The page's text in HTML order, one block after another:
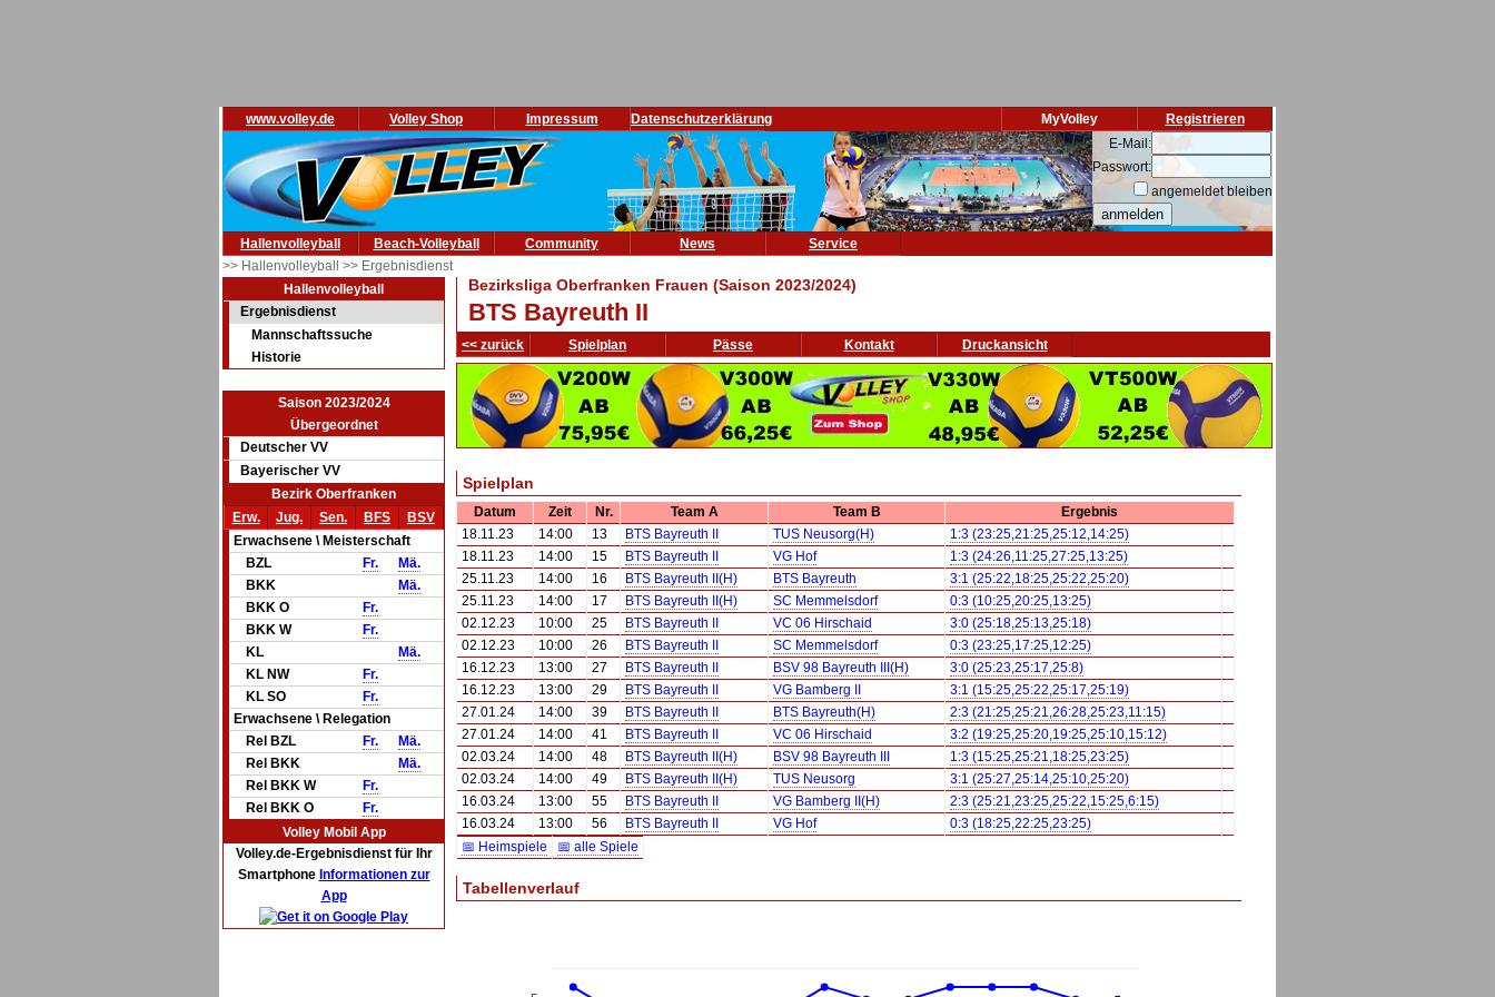
www.volley.de Volley Shop Impressum Datenschutzerklärung Registrieren
MyVolley
E-Mail:
Passwort:
angemeldet bleiben
Hallenvolleyball Beach-Volleyball Community News
Service
>> Hallenvolleyball >> Ergebnisdienst
Hallenvolleyball
Ergebnisdienst
Mannschaftssuche
Historie
Saison 2023/2024
Übergeordnet
Deutscher VV
Bayerischer VV
Bezirk Oberfranken
Erw.
Jug. Sen. BFS
BSV
Erwachsene \ Meisterschaft
BZL
Fr.
Mä.
BKK
Mä.
BKK O
Fr.
BKK W
Fr.
KL
Mä.
KL NW
Fr.
KL SO
Fr.
Erwachsene \ Relegation
Rel BZL
Fr.
Mä.
Rel BKK
Mä.
Rel BKK W
Fr.
Rel BKK O
Fr.
Volley Mobil App
Volley.de-Ergebnisdienst für Ihr
Smartphone Informationen zur
App
Bezirksliga Oberfranken Frauen (Saison 2023/2024)
BTS Bayreuth II
<< zurück Spielplan Pässe Kontakt Druckansicht
Spielplan
Datum Zeit Nr. Team A Team B
Ergebnis
18.11.23
14:00 13 BTS Bayreuth II TUS Neusorg(H)
1:3 (23:25,21:25,25:12,14:25)
18.11.23
14:00 15 BTS Bayreuth II VG Hof
1:3 (24:26,11:25,27:25,13:25)
25.11.23
14:00 16 BTS Bayreuth II(H) BTS Bayreuth
3:1 (25:22,18:25,25:22,25:20)
25.11.23
14:00 17 BTS Bayreuth II(H) SC Memmelsdorf
0:3 (10:25,20:25,13:25)
02.12.23
10:00 25 BTS Bayreuth II VC 06 Hirschaid
3:0 (25:18,25:13,25:18)
02.12.23
10:00 26 BTS Bayreuth II SC Memmelsdorf
0:3 (23:25,17:25,12:25)
16.12.23
13:00 27 BTS Bayreuth II BSV 98 Bayreuth III(H)
3:0 (25:23,25:17,25:8)
16.12.23
13:00 29 BTS Bayreuth II VG Bamberg II
3:1 (15:25,25:22,25:17,25:19)
27.01.24
14:00 39 BTS Bayreuth II BTS Bayreuth(H)
2:3 (21:25,25:21,26:28,25:23,11:15)
27.01.24
14:00 41 BTS Bayreuth II VC 06 Hirschaid
3:2 (19:25,25:20,19:25,25:10,15:12)
02.03.24
14:00 48 BTS Bayreuth II(H) BSV 98 Bayreuth III
1:3 (15:25,25:21,18:25,23:25)
02.03.24
14:00 49 BTS Bayreuth II(H) TUS Neusorg
3:1 (25:27,25:14,25:10,25:20)
16.03.24
13:00 55 BTS Bayreuth II VG Bamberg II(H)
2:3 (25:21,23:25,25:22,15:25,6:15)
16.03.24
13:00 56 BTS Bayreuth II VG Hof
0:3 (18:25,22:25,23:25)
📅 Heimspiele
📅 alle Spiele
Tabellenverlauf